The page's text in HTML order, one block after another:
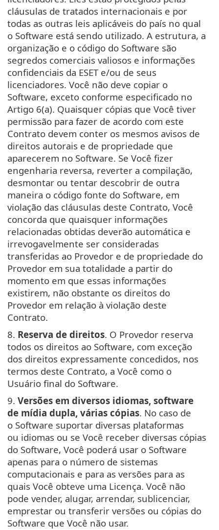
cláusulas de tratados internacionais e por
todas as outras leis aplicáveis do país no qual
o Software está sendo utilizado. A estrutura, a
organização e o código do Software são
segredos comerciais valiosos e informações
confidenciais da ESET e/ou de seus
licenciadores. Você não deve copiar o
Software, exceto conforme especificado no
Artigo 6(a). Quaisquer cópias que Você tiver
permissão para fazer de acordo com este
Contrato devem conter os mesmos avisos de
direitos autorais e de propriedade que
aparecerem no Software. Se Você fizer
engenharia reversa, reverter a compilação,
desmontar ou tentar descobrir de outra
maneira o código fonte do Software, em
violação das cláusulas deste Contrato, Você
concorda que quaisquer informações
relacionadas obtidas deverão automática e
irrevogavelmente ser consideradas
transferidas ao Provedor e de propriedade do
Provedor em sua totalidade a partir do
momento em que essas informações
existirem, não obstante os direitos do
Provedor em relação à violação deste
Contrato.
8. Reserva de direitos. O Provedor reserva
todos os direitos ao Software, com exceção
dos direitos expressamente concedidos, nos
termos deste Contrato, a Você como o
Usuário final do Software.
9. Versões em diversos idiomas, software
de mídia dupla, várias cópias. No caso de
o Software suportar diversas plataformas
ou idiomas ou se Você receber diversas cópias
do Software, Você poderá usar o Software
apenas para o número de sistemas
computacionais e para as versões para as
quais Você obteve uma Licença. Você não
pode vender, alugar, arrendar, sublicenciar,
emprestar ou transferir versões ou cópias do
Software que Você não usar.